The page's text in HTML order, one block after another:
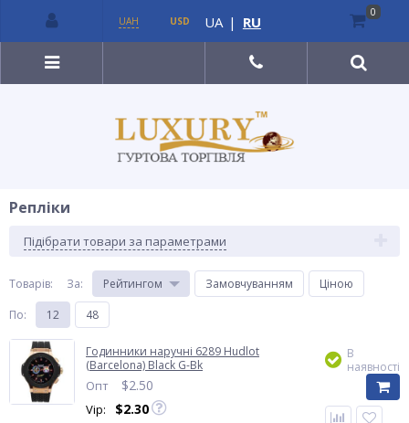
Репліки
Підібрати товари за параметрами
Товарів: За: Рейтингом Замовчуванням
Ціною
По: 12 48
Годинники наручні 6289 Hudlot
(Barcelona) Black G-Bk
Опт $2.50
Vip: $2.30
В
наявності
UAH USD UA | RU
0